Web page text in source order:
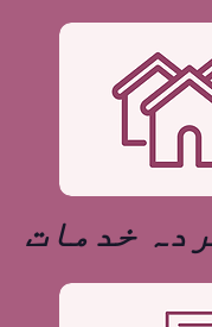
خدمات